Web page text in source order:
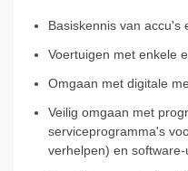
Basiskennis van accu's
Voertuigen met enkele
Omgaan met digitale
Veilig omgaan met
serviceprogramma's
verhelpen) en software-